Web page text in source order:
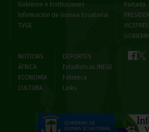
Gobierno e Instituciones
Información de Guinea Ecuatorial
TVGE
Portada
NOTICIAS
ÁFRICA
ECONOMÍA
CULTURA
DEPORTES
Estadísticas INEGE
Fototeca
Links